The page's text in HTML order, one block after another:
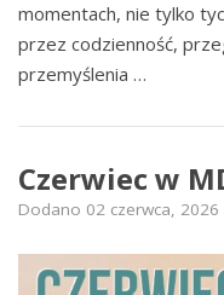
momentach, nie tylko
przez codzienność,
przemyślenia …
Czerwiec w
Dodano 02 czerwca, 2026